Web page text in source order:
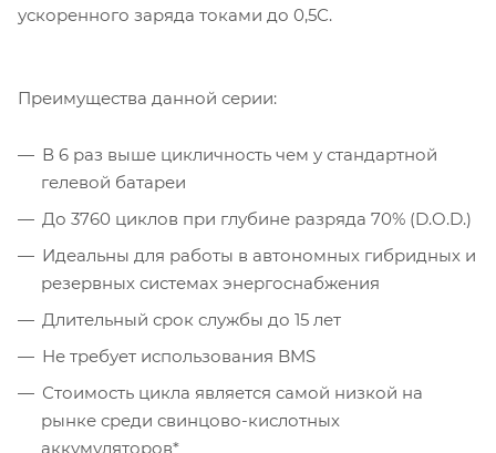
ускоренного заряда токами до 0,5С.
Преимущества данной серии:
В 6 раз выше цикличность чем у стандартной
гелевой батареи
До 3760 циклов при глубине разряда 70% (D.O.D.)
Идеальны для работы в автономных гибридных и
резервных системах энергоснабжения
Длительный срок службы до 15 лет
Не требует использования BMS
Стоимость цикла является самой низкой на
рынке среди свинцово-кислотных
аккумуляторов*